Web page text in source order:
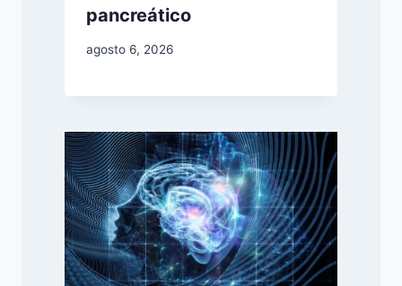
pancreático
agosto 6, 2026